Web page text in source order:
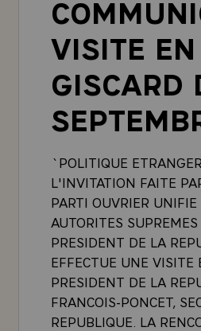
VISITE
GISCARD
`POLITIQUE
L'INVITATION FAITE
PARTI OUVRIER
AUTORITES
PRESIDENT DE LA
EFFECTUE UNE
PRESIDENT DE LA
FRANCOIS-PONCET,
REPUBLIQUE. LA